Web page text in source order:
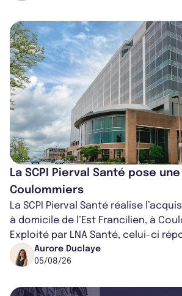
La SCPI Pierval Santé pose
Coulommiers
La SCPI Pierval Santé réalise
à domicile de l’Est Francilien, à
Exploité par LNA Santé, celui-ci
médical croissant, qui s...
Aurore Duclaye
05/08/26